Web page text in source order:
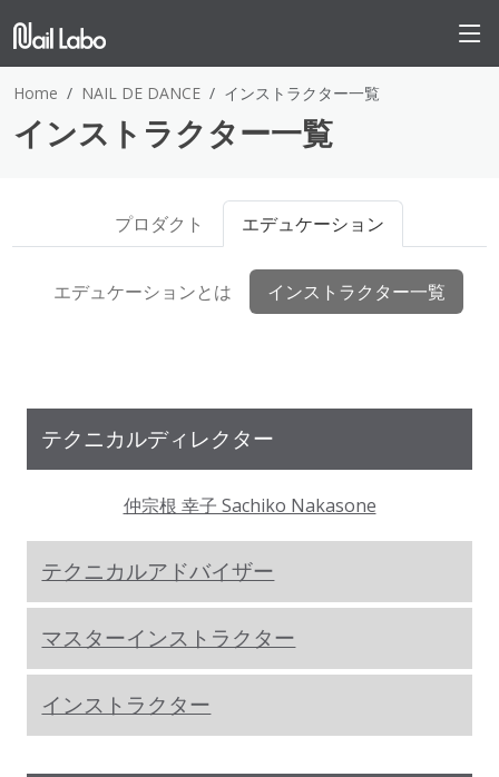
Home NAIL DE DANCE インストラクター一覧
インストラクター一覧
プロダクト エデュケーション
エデュケーションとは インストラクター一覧
テクニカルディレクター
仲宗根 幸子 Sachiko Nakasone
テクニカルアドバイザー
マスターインストラクター
インストラクター